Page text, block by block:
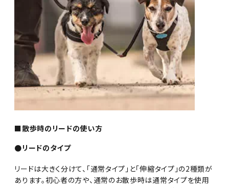
■散歩時のリードの使い方
●リードのタイプ
リードは大きく分けて、「通常タイプ」と「伸縮タイプ」の2種類が
あります。初心者の方や、通常のお散歩時は通常タイプを使用